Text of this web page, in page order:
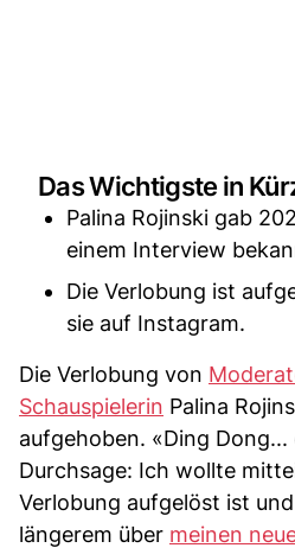
Das Wichtigste in
Palina Rojinski gab
einem Interview
Die Verlobung ist
sie auf Instagram.
Die Verlobung von
Schauspielerin Palina
aufgehoben. «Ding Dong...
Durchsage: Ich wollte
Verlobung aufgelöst ist
längerem über meinen